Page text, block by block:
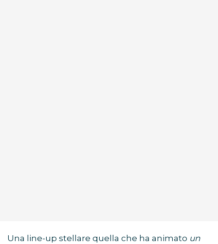
Una line-up stellare quella che ha animato un